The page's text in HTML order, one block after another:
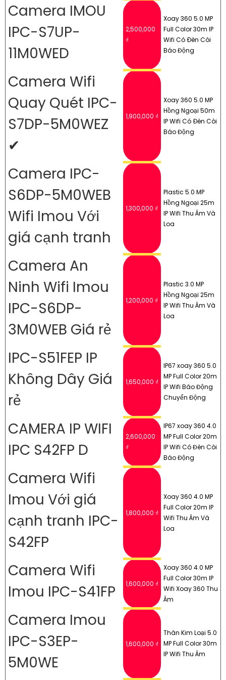
Camera IMOU
IPC-S7UP-
11M0WED
2,500,000
₫
Xoay 360 5.0 MP
Full Color 30m IP
Wifi Có Ðèn Còi
Báo Động
Camera Wifi
Quay Quét IPC-
S7DP-5M0WEZ
✔
1,900,000 ₫
Xoay 360 5.0 MP
Hồng Ngoại 50m
IP Wifi Có Ðèn Còi
Báo Động
Camera IPC-
S6DP-5M0WEB
Wifi Imou Với
giá cạnh tranh
1,300,000 ₫
Plastic 5.0 MP
Hồng Ngoại 25m
IP Wifi Thu Âm Và
Loa
Camera An
Ninh Wifi Imou
IPC-S6DP-
3M0WEB Giá rẻ
1,200,000 ₫
Plastic 3.0 MP
Hồng Ngoại 25m
IP Wifi Thu Âm Và
Loa
IPC-S51FEP IP
Không Dây Giá
rẻ
1,650,000 ₫
IP67 xoay 360 5.0
MP Full Color 20m
IP Wifi Báo Động
Chuyển Động
CAMERA IP WIFI
IPC S42FP D
2,600,000
₫
IP67 xoay 360 4.0
MP Full Color 20m
IP Wifi Có Đèn Còi
Báo Động
Camera Wifi
Imou Với giá
cạnh tranh IPC-
S42FP
1,800,000 ₫
Xoay 360 4.0 MP
Full Color 20m IP
Wifi Thu Âm Và
Loa
Camera Wifi
Imou IPC-S41FP
1,600,000 ₫
Xoay 360 4.0 MP
Full Color 30m IP
Wifi Xoay 360 Thu
Âm
Camera Imou
IPC-S3EP-
5M0WE
1,600,000 ₫
Thân Kim Loại 5.0
MP Full Color 30m
IP Wifi Thu Âm